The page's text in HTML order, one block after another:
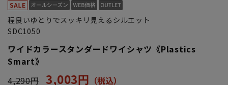
程良いゆとりでスッキリ見えるシルエット
SDC1050
ワイドカラースタンダードワイシャツ《Plastics
Smart》
4,290円 3,003円